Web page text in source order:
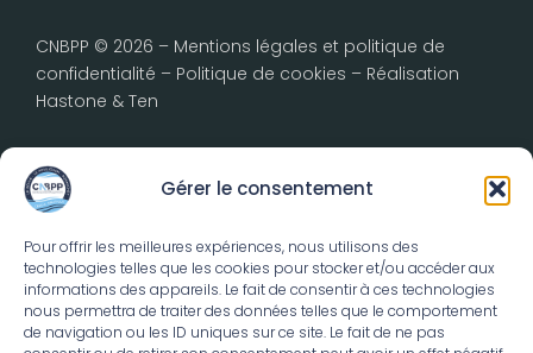
Gérer le consentement
Pour offrir les meilleures expériences, nous utilisons des
technologies telles que les cookies pour stocker et/ou accéder aux
informations des appareils. Le fait de consentir à ces technologies
nous permettra de traiter des données telles que le comportement
de navigation ou les ID uniques sur ce site. Le fait de ne pas
CNBPP © 2026 – Mentions légales et politique de
confidentialité – Politique de cookies – Réalisation
Hastone & Ten